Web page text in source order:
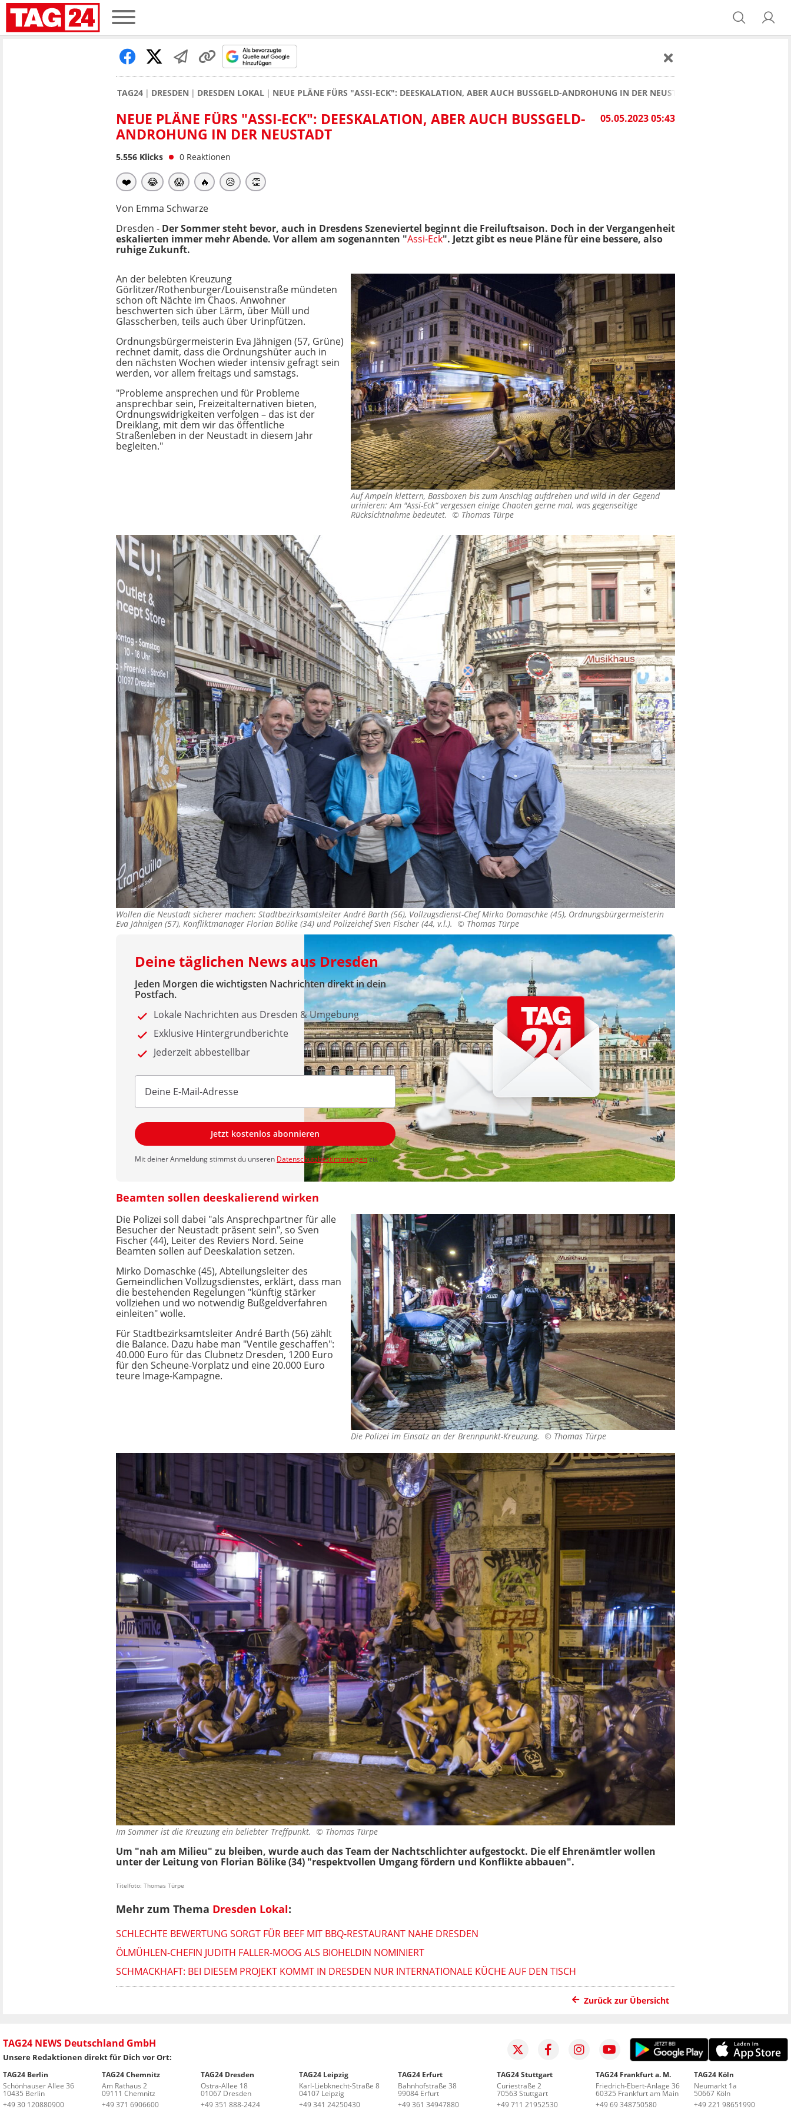
TAG24 DRESDEN DRESDEN LOKAL NEUE PLÄNE FÜRS "ASSI-ECK": DEESKALATION, ABER AUCH BUSSGELD-ANDROHUNG IN DER NEUSTADT
05.05.2023 05:43
NEUE PLÄNE FÜRS "ASSI-ECK": DEESKALATION, ABER AUCH BUSSGELD-A
NDROHUNG IN DER NEUSTADT
5.556 Klicks 0 Reaktionen
❤️ 😂 😱 🔥 😥 👏
Von Emma Schwarze
Dresden - Der Sommer steht bevor, auch in Dresdens Szeneviertel beginnt die Freiluftsaison. Doch in der Vergangenheit
eskalierten immer mehr Abende. Vor allem am sogenannten "Assi-Eck". Jetzt gibt es neue Pläne für eine bessere, also
ruhige Zukunft.
Auf Ampeln klettern, Bassboxen bis zum Anschlag aufdrehen und wild in der Gegend
urinieren: Am "Assi-Eck“ vergessen einige Chaoten gerne mal, was gegenseitige
Rücksichtnahme bedeutet. © Thomas Türpe
An der belebten Kreuzung
Görlitzer/Rothenburger/Louisenstraße mündeten
schon oft Nächte im Chaos. Anwohner
beschwerten sich über Lärm, über Müll und
Glasscherben, teils auch über Urinpfützen.
Ordnungsbürgermeisterin Eva Jähnigen (57, Grüne)
rechnet damit, dass die Ordnungshüter auch in
den nächsten Wochen wieder intensiv gefragt sein
werden, vor allem freitags und samstags.
"Probleme ansprechen und für Probleme
ansprechbar sein, Freizeitalternativen bieten,
Ordnungswidrigkeiten verfolgen – das ist der
Dreiklang, mit dem wir das öffentliche
Straßenleben in der Neustadt in diesem Jahr
begleiten."
Wollen die Neustadt sicherer machen: Stadtbezirksamtsleiter André Barth (56), Vollzugsdienst-Chef Mirko Domaschke (45), Ordnungsbürgermeisterin
Eva Jähnigen (57), Konfliktmanager Florian Bölike (34) und Polizeichef Sven Fischer (44, v.l.). © Thomas Türpe
Deine täglichen News aus Dresden
Jeden Morgen die wichtigsten Nachrichten direkt in dein
Postfach.
Lokale Nachrichten aus Dresden & Umgebung
Exklusive Hintergrundberichte
Jederzeit abbestellbar
Jetzt kostenlos abonnieren
Mit deiner Anmeldung stimmst du unseren Datenschutzbestimmungenzu.
Beamten sollen deeskalierend wirken
Die Polizei im Einsatz an der Brennpunkt-Kreuzung. © Thomas Türpe
Die Polizei soll dabei "als Ansprechpartner für alle
Besucher der Neustadt präsent sein", so Sven
Fischer (44), Leiter des Reviers Nord. Seine
Beamten sollen auf Deeskalation setzen.
Mirko Domaschke (45), Abteilungsleiter des
Gemeindlichen Vollzugsdienstes, erklärt, dass man
die bestehenden Regelungen "künftig stärker
vollziehen und wo notwendig Bußgeldverfahren
einleiten" wolle.
Für Stadtbezirksamtsleiter André Barth (56) zählt
die Balance. Dazu habe man "Ventile geschaffen":
40.000 Euro für das Clubnetz Dresden, 1200 Euro
für den Scheune-Vorplatz und eine 20.000 Euro
teure Image-Kampagne.
Im Sommer ist die Kreuzung ein beliebter Treffpunkt. © Thomas Türpe
Um "nah am Milieu" zu bleiben, wurde auch das Team der Nachtschlichter aufgestockt. Die elf Ehrenämtler wollen
unter der Leitung von Florian Bölike (34) "respektvollen Umgang fördern und Konflikte abbauen".
Titelfoto: Thomas Türpe
Mehr zum Thema Dresden Lokal:
SCHLECHTE BEWERTUNG SORGT FÜR BEEF MIT BBQ-RESTAURANT NAHE DRESDEN
ÖLMÜHLEN-CHEFIN JUDITH FALLER-MOOG ALS BIOHELDIN NOMINIERT
SCHMACKHAFT: BEI DIESEM PROJEKT KOMMT IN DRESDEN NUR INTERNATIONALE KÜCHE AUF DEN TISCH
Zurück zur Übersicht
TAG24 NEWS Deutschland GmbH
Unsere Redaktionen direkt für Dich vor Ort:
TAG24 Berlin
Schönhauser Allee 36
10435 Berlin
+49 30 120880900
TAG24 Chemnitz
Am Rathaus 2
09111 Chemnitz
+49 371 6906600
TAG24 Dresden
Ostra-Allee 18
01067 Dresden
+49 351 888-2424
TAG24 Leipzig
Karl-Liebknecht-Straße 8
04107 Leipzig
+49 341 24250430
TAG24 Erfurt
Bahnhofstraße 38
99084 Erfurt
+49 361 34947880
TAG24 Stuttgart
Curiestraße 2
70563 Stuttgart
+49 711 21952530
TAG24 Frankfurt a. M.
Friedrich-Ebert-Anlage 36
60325 Frankfurt am Main
+49 69 348750580
TAG24 Köln
Neumarkt 1a
50667 Köln
+49 221 98651990